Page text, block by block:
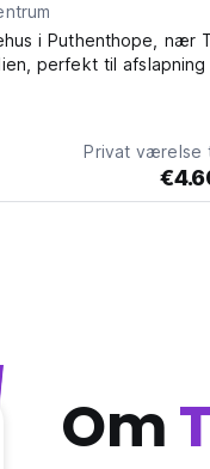
centrum
i Puthenthope, nær
perfekt til
Privat værelse
Om